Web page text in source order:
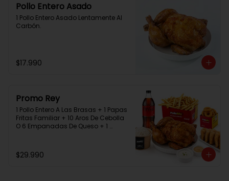
Pollo Entero Asado
1 Pollo Entero Asado Lentamente Al
Carbón.
$17.990
Promo Rey
1 Pollo Entero A Las Brasas + 1 Papas
Fritas Familiar + 10 Aros De Cebolla
O 6 Empanadas De Queso + 1
$29.990